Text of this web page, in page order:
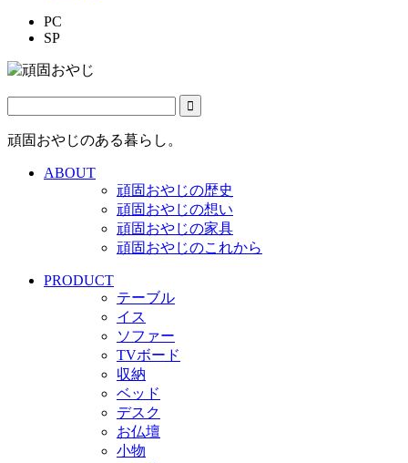
PC
SP
頑固おやじのある暮らし。
ABOUT
頑固おやじの歴史
頑固おやじの想い
頑固おやじの家具
頑固おやじのこれから
PRODUCT
テーブル
イス
ソファー
TVボード
収納
ベッド
デスク
お仏壇
小物